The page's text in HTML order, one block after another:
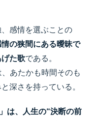
感情を選ぶことの
情の狭間にある曖昧で
た歌である。
あたかも時間そのも
深さを持っている。
は、人生の“決断の前